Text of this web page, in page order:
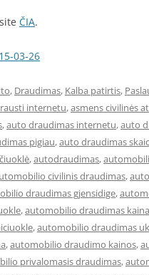
ČIA.
03-26
, Draudimas, Kalba patirtis,
internetu,asmens civilinės
,auto draudimas internetu,auto
pigiau,auto draudimas
,autodraudimas,
civilinis draudimas,
draudimas gjensidige,
,automobilio draudimas kaina
,automobilio draudimas uk
,automobilio draudimo kainos,
privalomasis draudimas,